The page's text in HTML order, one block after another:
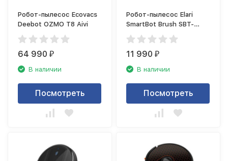
Робот-пылесос Ecovacs
Deebot OZMO T8 Aivi
64 990₽
В наличии
Посмотреть
Робот-пылесос Elari
SmartBot Brush SBT-
001A, чёрный
11 990₽
В наличии
Посмотреть